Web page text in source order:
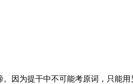
因为提干中不可能考原词，只能